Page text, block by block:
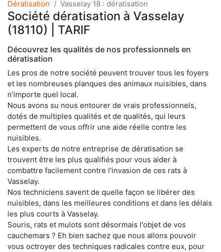
Dératisation Vasselay 18 : dératisation
Société dératisation à Vasselay
(18110) | TARIF
Découvrez les qualités de nos professionnels en
dératisation
Les pros de notre société peuvent trouver tous les foyers
et les nombreuses planques des animaux nuisibles, dans
n'importe quel local.
Nous avons su nous entourer de vrais professionnels,
dotés de multiples qualités et de qualités, qui leurs
permettent de vous offrir une aide réelle contre les
nuisibles.
Les experts de notre entreprise de dératisation se
trouvent être les plus qualifiés pour vous aider à
combattre facilement contre l'invasion de ces rats à
Vasselay.
Nos techniciens savent de quelle façon se libérer des
nuisibles, dans les meilleures conditions et dans les délais
les plus courts à Vasselay.
Souris, rats et mulots sont désormais l'objet de vos
cauchemars ? Eh bien sachez que nous allons pouvoir
vous octroyer des techniques radicales contre eux, pour